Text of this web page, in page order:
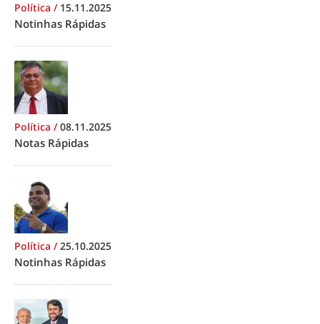
Política / 15.11.2025
Notinhas Rápidas
Política /08.11.2025
Notas Rápidas
Política /25.10.2025
Notinhas Rápidas